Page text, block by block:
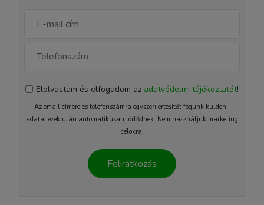
Elolvastam és elfogadom az adatvédelmi tájékoztatót!
Az email címére és telefonszámra egyszeri értesítőt fogunk küldeni,
adatai ezek után automatikusan törlődnek. Nem használjuk marketing
célokra.
Feliratkozás